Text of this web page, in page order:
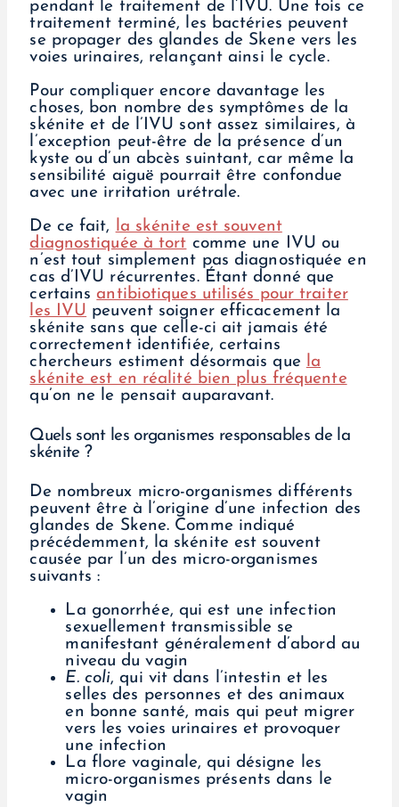
pendant le traitement de l’IVU. Une fois ce
traitement terminé, les bactéries peuvent
se propager des glandes de Skene vers les
voies urinaires, relançant ainsi le cycle.
Pour compliquer encore davantage les
choses, bon nombre des symptômes de la
skénite et de l’IVU sont assez similaires, à
l’exception peut-être de la présence d’un
kyste ou d’un abcès suintant, car même la
sensibilité aiguë pourrait être confondue
avec une irritation urétrale.
De ce fait, la skénite est souvent
diagnostiquée à tort comme une IVU ou
n’est tout simplement pas diagnostiquée en
cas d’IVU récurrentes. Étant donné que
certains antibiotiques utilisés pour traiter
les IVU peuvent soigner efficacement la
skénite sans que celle-ci ait jamais été
correctement identifiée, certains
chercheurs estiment désormais que la
skénite est en réalité bien plus fréquente
qu’on ne le pensait auparavant.
Quels sont les organismes responsables de la
skénite ?
De nombreux micro-organismes différents
peuvent être à l’origine d’une infection des
glandes de Skene. Comme indiqué
précédemment, la skénite est souvent
causée par l’un des micro-organismes
suivants :
La gonorrhée, qui est une infection
sexuellement transmissible se
manifestant généralement d’abord au
niveau du vagin
E. coli, qui vit dans l’intestin et les
selles des personnes et des animaux
en bonne santé, mais qui peut migrer
vers les voies urinaires et provoquer
une infection
La flore vaginale, qui désigne les
micro-organismes présents dans le
vagin